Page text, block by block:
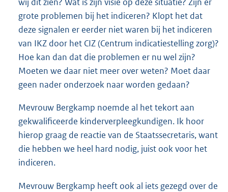
grote problemen bij het indiceren? Klopt het dat
deze signalen er eerder niet waren bij het indiceren
van IKZ door het CIZ (Centrum indicatiestelling zorg)?
Hoe kan dan dat die problemen er nu wel zijn?
Moeten we daar niet meer over weten? Moet daar
geen nader onderzoek naar worden gedaan?
Mevrouw Bergkamp noemde al het tekort aan
gekwalificeerde kinderverpleegkundigen. Ik hoor
hierop graag de reactie van de Staatssecretaris, want
die hebben we heel hard nodig, juist ook voor het
indiceren.
Mevrouw Bergkamp heeft ook al iets gezegd over de